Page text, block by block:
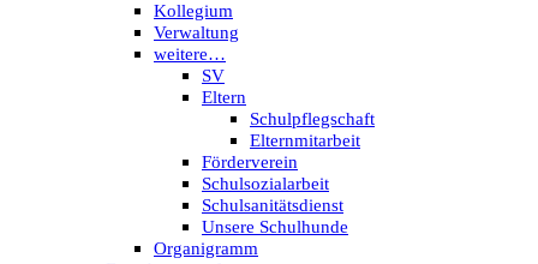
Kollegium
Verwaltung
weitere…
SV
Eltern
Schulpflegschaft
Elternmitarbeit
Förderverein
Schulsozialarbeit
Schulsanitätsdienst
Unsere Schulhunde
Organigramm